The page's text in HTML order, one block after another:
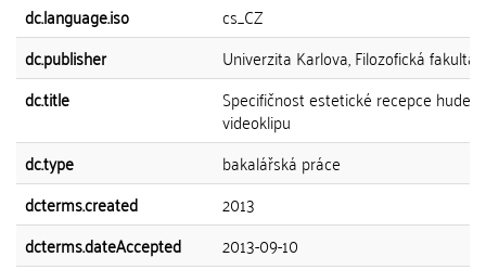
dc.language.iso
cs_CZ
dc.publisher
Univerzita Karlova, Filozofická fakulta
dc.title
Specifičnost estetické recepce
videoklipu
dc.type
bakalářská práce
dcterms.created
2013
dcterms.dateAccepted
2013-09-10